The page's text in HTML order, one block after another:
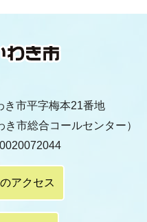
市平字梅本21番地
き市総合コールセンター）
アクセス